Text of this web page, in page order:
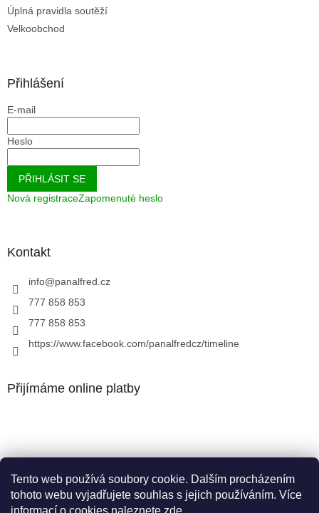
Tento web používá soubory cookie. Dalším procházením
tohoto webu vyjadřujete souhlas s jejich používáním. Více
informací o cookies naleznete zde
Úplná pravidla soutěží
Velkoobchod
Přihlášení
E-mail
Heslo
PŘIHLÁSIT SE
Nová registraceZapomenuté heslo
Kontakt
info@panalfred.cz
777 858 853
777 858 853
https://www.facebook.com/panalfredcz/timeline
Přijímáme online platby
Facebook